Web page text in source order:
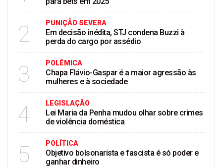
2 PUNIÇÃO SEVERA
Em decisão inédita, STJ condena Buzzi à
perda do cargo por assédio
3 POLÊMICA
Chapa Flávio-Gaspar é a maior agressão às
mulheres e à sociedade
4 LEGISLAÇÃO
Lei Maria da Penha mudou olhar sobre crimes
de violência doméstica
5 POLÍTICA
Objetivo bolsonarista e fascista é só poder e
ganhar dinheiro